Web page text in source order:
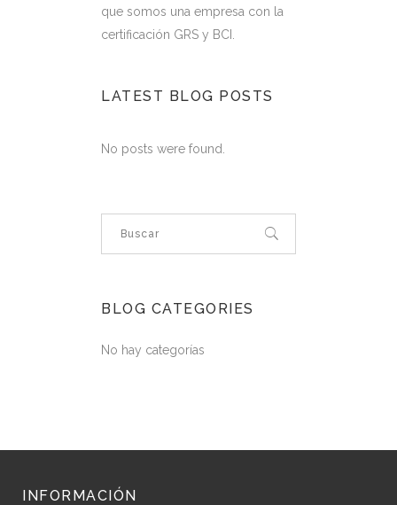
que somos una empresa con la
certificación GRS y BCI.
LATEST BLOG POSTS
No posts were found.
BLOG CATEGORIES
No hay categorías
INFORMACIÓN